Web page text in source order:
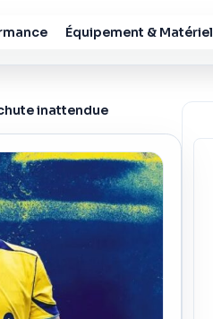
Équipement & Matériel
inattendue